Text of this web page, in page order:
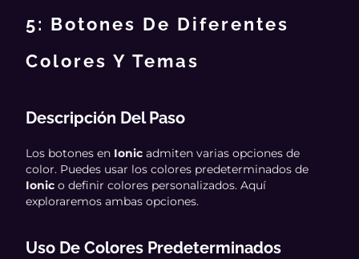
5: Botones De Diferentes
Colores Y Temas
Descripción Del Paso
Los botones en Ionic admiten varias opciones de
color. Puedes usar los colores predeterminados de
Ionic o definir colores personalizados. Aquí
exploraremos ambas opciones.
Uso De Colores Predeterminados